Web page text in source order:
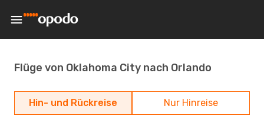
Flüge von Oklahoma City nach Orlando
Hin- und Rückreise Nur Hinreise